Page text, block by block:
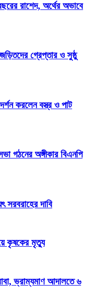
রাশেদ, অর্থের অভাবে
গ্রেপ্তার ও সুষ্ঠু
করলেন বস্ত্র ও পাট
গঠনের অঙ্গীকার বিএনপি
সরবরাহের দাবি
কৃষকের মৃত্যু
ভ্রাম্যমাণ আদালতে ৬